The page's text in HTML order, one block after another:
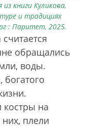
книги Куликова,
и традициях
: Паритет, 2025.
обращались
воды.
костры на
плели